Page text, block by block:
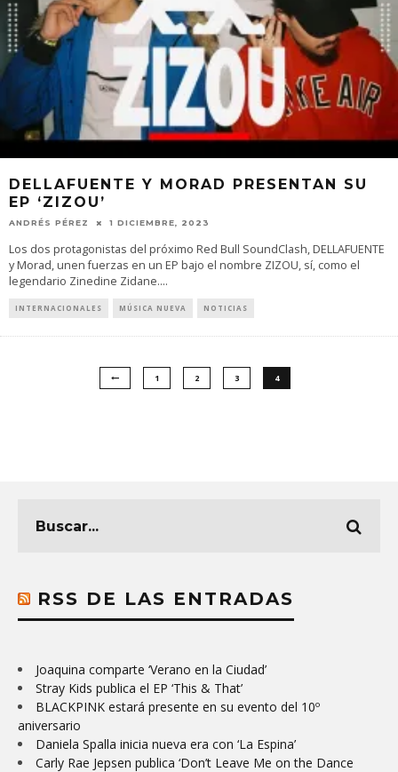
DELLAFUENTE Y MORAD PRESENTAN SU
EP ‘ZIZOU’
ANDRÉS PÉREZ 1 DICIEMBRE, 2023
Los dos protagonistas del próximo Red Bull SoundClash, DELLAFUENTE
y Morad, unen fuerzas en un EP bajo el nombre ZIZOU, sí, como el
legendario Zinedine Zidane....
INTERNACIONALES MÚSICA NUEVA NOTICIAS
1 2 3 4
RSS DE LAS ENTRADAS
Joaquina comparte ‘Verano en la Ciudad’
Stray Kids publica el EP ‘This & That’
BLACKPINK estará presente en su evento del 10º
aniversario
Daniela Spalla inicia nueva era con ‘La Espina’
Carly Rae Jepsen publica ‘Don’t Leave Me on the Dance